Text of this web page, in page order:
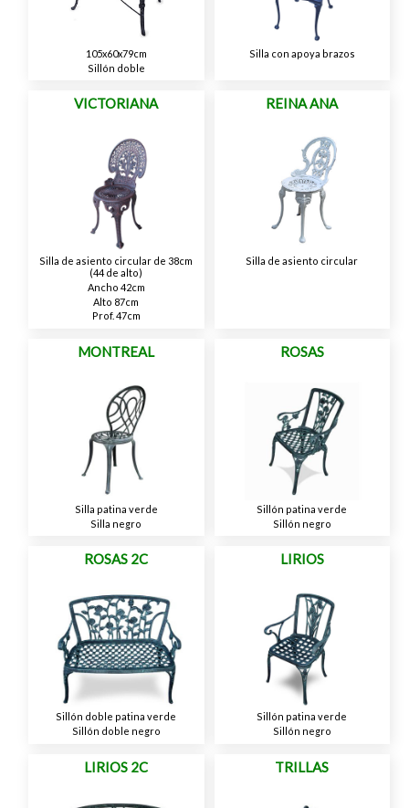
105x60x79cm
Sillón doble
Silla con apoya brazos
VICTORIANA
Silla de asiento circular de 38cm
(44 de alto)
Ancho 42cm
Alto 87cm
Prof. 47cm
REINA ANA
Silla de asiento circular
MONTREAL
Silla patina verde
Silla negro
ROSAS
Sillón patina verde
Sillón negro
ROSAS 2C
Sillón doble patina verde
Sillón doble negro
LIRIOS
Sillón patina verde
Sillón negro
LIRIOS 2C TRILLAS